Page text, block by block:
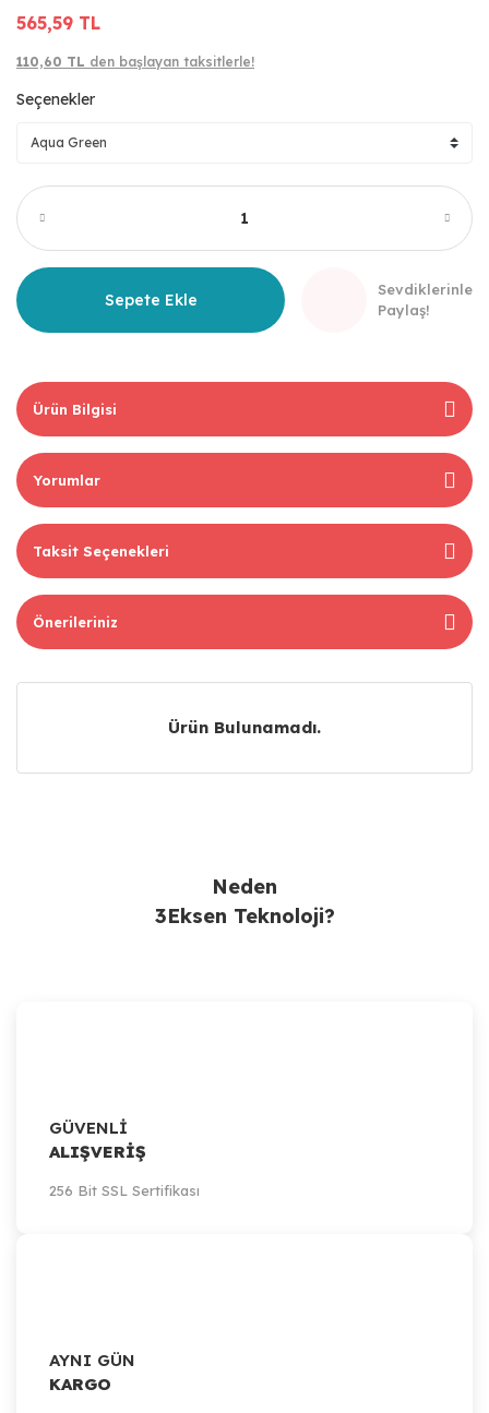
565,59 TL
110,60 TL den başlayan taksitlerle!
Seçenekler
Sepete Ekle
Sevdiklerinle
Paylaş!
Ürün Bilgisi
Yorumlar
Taksit Seçenekleri
Önerileriniz
Ürün Bulunamadı.
Neden
3Eksen Teknoloji?
GÜVENLİ
ALIŞVERİŞ
256 Bit SSL Sertifikası
AYNI GÜN
KARGO